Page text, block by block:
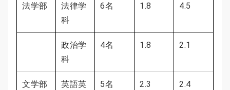
法学部
法律学
科
6名 1.8 4.5
政治学
科
4名 1.8 2.1
文学部
英語英
5名 2.3 2.4